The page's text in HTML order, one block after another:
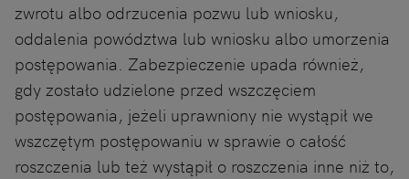
zwrotu albo odrzucenia pozwu lub wniosku,
oddalenia powództwa lub wniosku albo umorzenia
postępowania. Zabezpieczenie upada również,
gdy zostało udzielone przed wszczęciem
postępowania, jeżeli uprawniony nie wystąpił we
wszczętym postępowaniu w sprawie o całość
roszczenia lub też wystąpił o roszczenia inne niż to,